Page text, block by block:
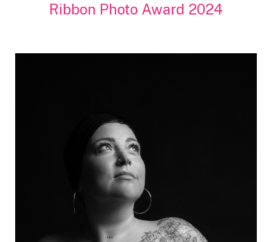
Ribbon Photo Award 2024